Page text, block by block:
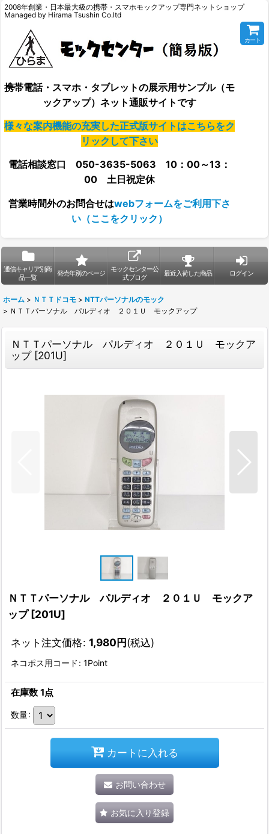
2008年創業・日本最大級の携帯・スマホモックアップ専門ネットショップ
Managed by Hirama Tsushin Co.ltd
携帯電話・スマホ・タブレットの展示用サンプル（モ
ックアップ）ネット通販サイトです
様々な案内機能の充実した正式版サイトはこちらをク
リックして下さい
電話相談窓口 050-3635-5063 10：00～13：
00 土日祝定休
営業時間外のお問合せはwebフォームをご利用下さ
い（ここをクリック）
カート
通信キャリア別商
品一覧
発売年別のページ
モックセンター公
式ブログ
最近入荷した商品 ログイン
ホーム > ＮＴＴドコモ > NTTパーソナルのモック
> ＮＴＴパーソナル パルディオ ２０１Ｕ モックアップ
ＮＴＴパーソナル パルディオ ２０１Ｕ モックア
ップ [201U]
ＮＴＴパーソナル パルディオ ２０１Ｕ モックア
ップ [201U]
ネット注文価格: 1,980円(税込)
ネコポス用コード : 1Point
在庫数 1点
数量:
カートに入れる
お問い合わせ
お気に入り登録